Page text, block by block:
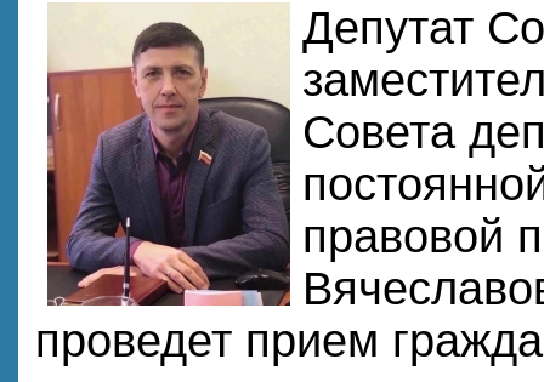
Депутат
Совета
правовой
проведет прием